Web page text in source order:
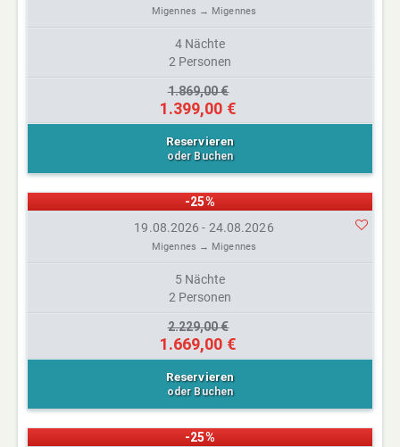
Migennes → Migennes
4 Nächte
2 Personen
1.869,00 €
1.399,00 €
Reservieren
oder Buchen
-25%
19.08.2026 - 24.08.2026
Migennes → Migennes
5 Nächte
2 Personen
2.229,00 €
1.669,00 €
Reservieren
oder Buchen
-25%